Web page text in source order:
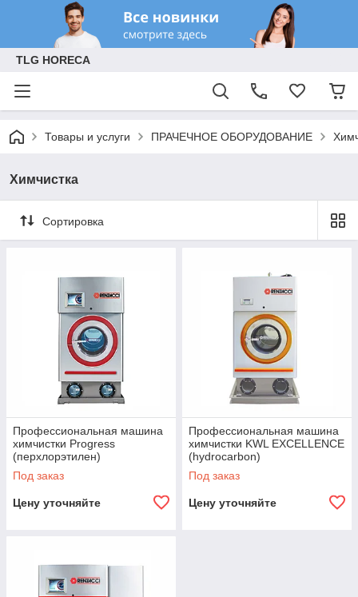
TLG HORECA
Товары и услуги ПРАЧЕЧНОЕ ОБОРУДОВАНИЕ
Химчистка
Сортировка
Профессиональная машина
химчистки Progress
(перхлорэтилен)
Под заказ
Цену уточняйте
Профессиональная машина
химчистки KWL EXCELLENCE
(hydrocarbon)
Под заказ
Цену уточняйте